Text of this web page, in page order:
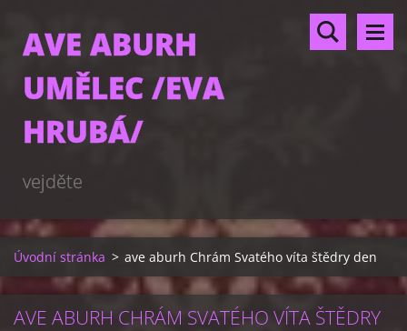
AVE ABURH
UMĚLEC /EVA
HRUBÁ/
vejděte
Úvodní stránka > ave aburh Chrám Svatého víta štědry den
AVE ABURH CHRÁM SVATÉHO VÍTA ŠTĚDRY